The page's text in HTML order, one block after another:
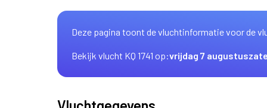
Deze pagina toont de vluchtinformatie voor de
Bekijk vlucht KQ 1741 op:vrijdag 7 augustus